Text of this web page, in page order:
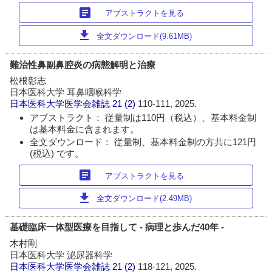
article アブストラクトを見る
download 全文ダウンロード(9.61MB)
難治性鼻副鼻腔炎の病態解明と治療
松根彰志
日本医科大学 耳鼻咽喉科学
日本医科大学医学会雑誌 21 (2) 110-111, 2025.
アブストラクト： 従量制は110円（税込）、基本料金制
は基本料金に含まれます。
全文ダウンロード： 従量制、基本料金制の方共に121円
(税込) です。
article アブストラクトを見る
download 全文ダウンロード(2.49MB)
基礎臨床一体型医療を目指して - 病理と歩んだ40年 -
木村剛
日本医科大学 泌尿器科学
日本医科大学医学会雑誌 21 (2) 118-121, 2025.